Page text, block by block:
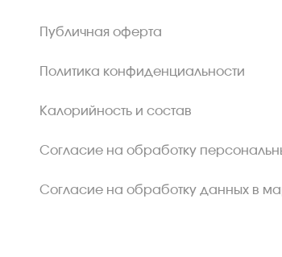
Публичная оферта
Политика конфиденциальности
Калорийность и состав
Согласие на обработку
Согласие на обработку данных в